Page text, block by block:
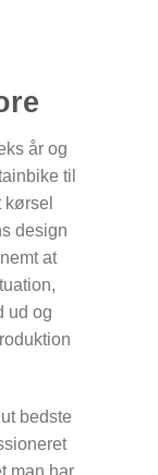
år og
til
design
at
ud og
bedste
man har